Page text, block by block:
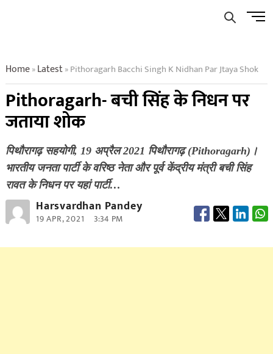
Menu
Home»Latest»Pithoragarh Bacchi Singh K Nidhan Par Jtaya Shok
Pithoragarh- बची सिंह के निधन पर
जताया शोक
पिथौरागढ़ सहयोगी, 19 अप्रैल 2021 पिथौरागढ़ (Pithoragarh)।
भारतीय जनता पार्टी के वरिष्ठ नेता और पूर्व केंद्रीय मंत्री बची सिंह
रावत के निधन पर यहां पार्टी…
Harsvardhan Pandey
19 APR, 2021 3:34 PM